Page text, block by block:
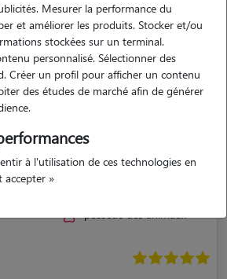
Mesurer la performance du
et améliorer les produits. Stocker et/ou
stockées sur un terminal.
personnalisé. Sélectionner des
Créer un profil pour afficher un contenu
des études de marché afin de générer
à l'utilisation de ces technologies en
accepter »